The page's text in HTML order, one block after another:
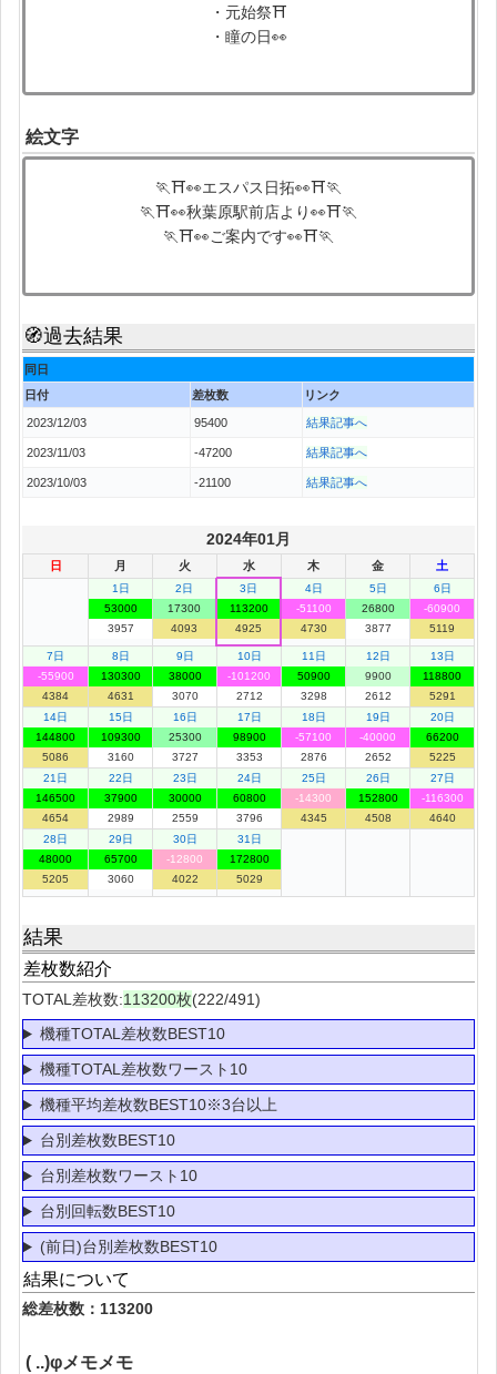
・元始祭⛩
・瞳の日👀
絵文字
🏃⛩👀エスパス日拓👀⛩🏃
🏃⛩👀秋葉原駅前店より👀⛩🏃
🏃⛩👀ご案内です👀⛩🏃
🧭過去結果
同日
日付
差枚数 リンク
2023/12/03 95400 結果記事へ
2023/11/03 -47200 結果記事へ
2023/10/03 -21100 結果記事へ
2024年01月
日 月 火 水 木 金 土
1日
53000
3957
2日
17300
4093
3日
113200
4925
4日
-51100
4730
5日
26800
3877
6日
-60900
5119
7日
-55900
4384
8日
130300
4631
9日
38000
3070
10日
-101200
2712
11日
50900
3298
12日
9900
2612
13日
118800
5291
14日
144800
5086
15日
109300
3160
16日
25300
3727
17日
98900
3353
18日
-57100
2876
19日
-40000
2652
20日
66200
5225
21日
146500
4654
22日
37900
2989
23日
30000
2559
24日
60800
3796
25日
-14300
4345
26日
152800
4508
27日
-116300
4640
28日
48000
5205
29日
65700
3060
30日
-12800
4022
31日
172800
5029
結果
差枚数紹介
TOTAL差枚数:113200枚(222/491)
機種TOTAL差枚数BEST10
機種TOTAL差枚数ワースト10
機種平均差枚数BEST10※3台以上
台別差枚数BEST10
台別差枚数ワースト10
台別回転数BEST10
(前日)台別差枚数BEST10
結果について
総差枚数：113200
( ..)φメモメモ